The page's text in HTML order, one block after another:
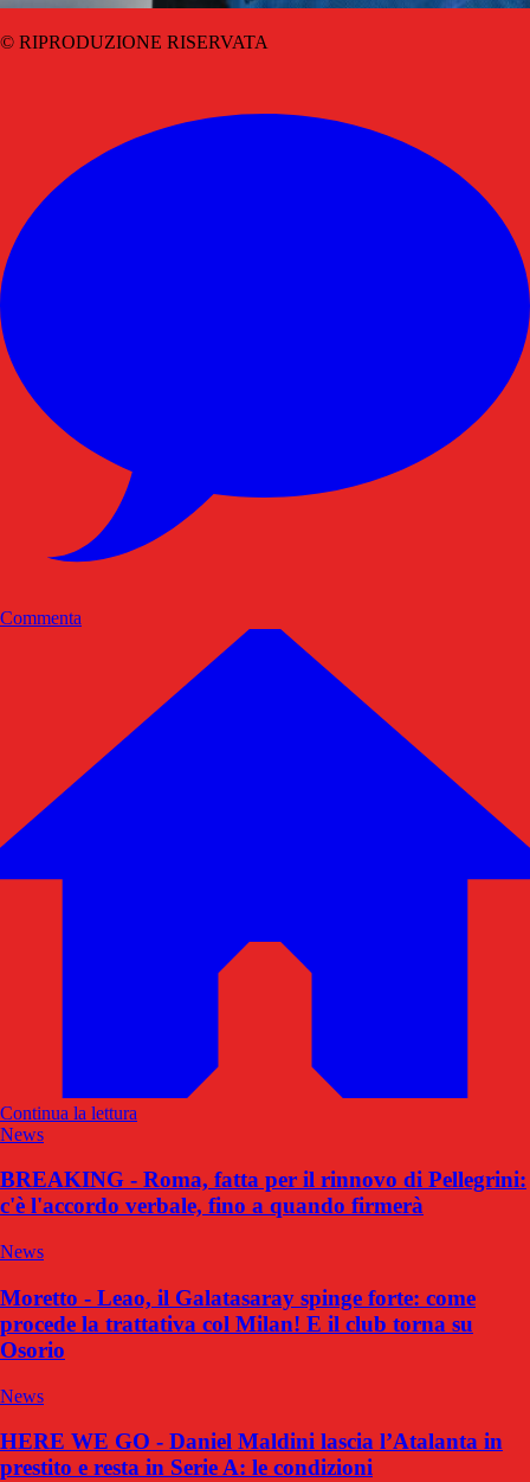
© RIPRODUZIONE RISERVATA
Commenta
Continua la lettura
News
BREAKING - Roma, fatta per il rinnovo di Pellegrini:
c'è l'accordo verbale, fino a quando firmerà
News
Moretto - Leao, il Galatasaray spinge forte: come
procede la trattativa col Milan! E il club torna su
Osorio
News
HERE WE GO - Daniel Maldini lascia l’Atalanta in
prestito e resta in Serie A: le condizioni